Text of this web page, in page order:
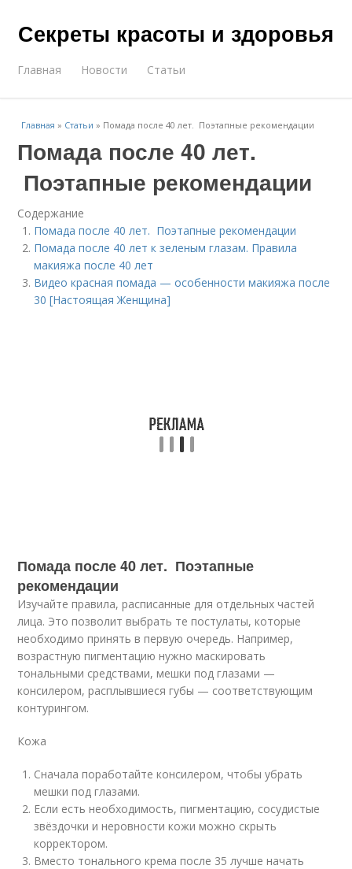
Секреты красоты и здоровья
Главная Новости Статьи
Главная » Статьи » Помада после 40 лет. Поэтапные рекомендации
Помада после 40 лет.
Поэтапные рекомендации
Содержание
Помада после 40 лет. Поэтапные рекомендации
Помада после 40 лет к зеленым глазам. Правила
макияжа после 40 лет
Видео красная помада — особенности макияжа после
30 [Настоящая Женщина]
Помада после 40 лет. Поэтапные
рекомендации
Изучайте правила, расписанные для отдельных частей
лица. Это позволит выбрать те постулаты, которые
необходимо принять в первую очередь. Например,
возрастную пигментацию нужно маскировать
тональными средствами, мешки под глазами —
консилером, расплывшиеся губы — соответствующим
контурингом.
Кожа
Сначала поработайте консилером, чтобы убрать
мешки под глазами.
Если есть необходимость, пигментацию, сосудистые
звёздочки и неровности кожи можно скрыть
корректором.
Вместо тонального крема после 35 лучше начать